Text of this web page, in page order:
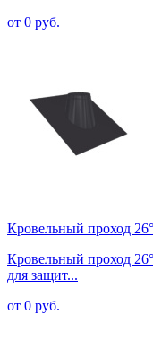
от 0 руб.
Кровельный проход
Кровельный проход
для защит...
от 0 руб.